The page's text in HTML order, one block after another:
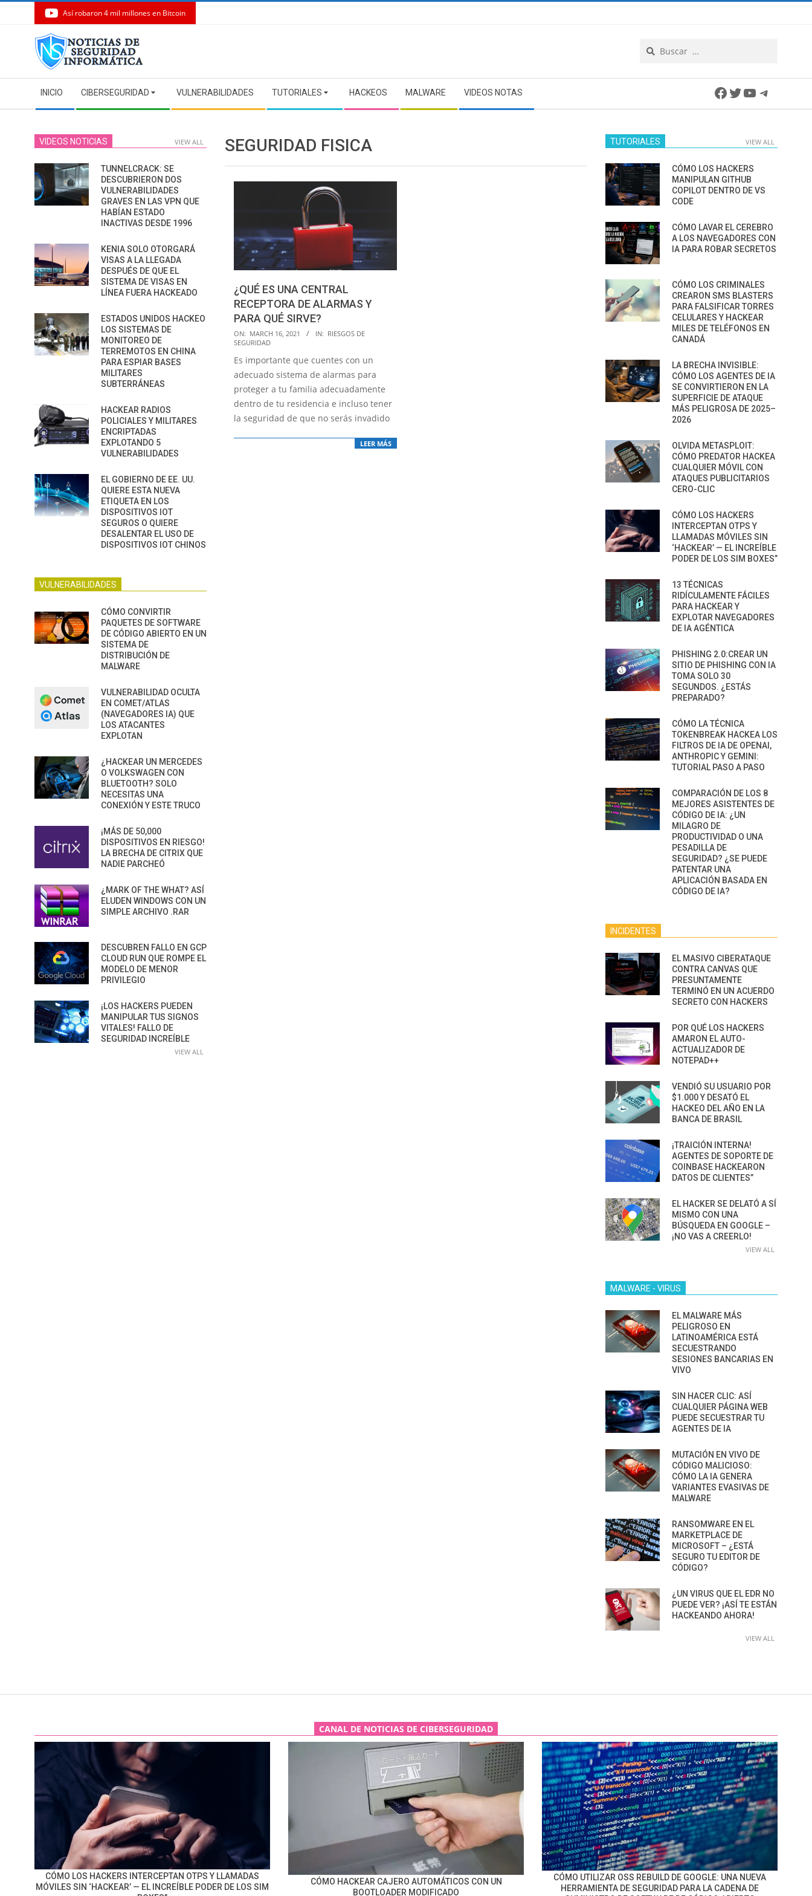
Así robaron 4 mil millones en Bitcoin
Navigation
Menu
INICIO CIBERSEGURIDAD VULNERABILIDADES TUTORIALES HACKEOS MALWARE VIDEOS NOTAS Facebook
Twitter
YouTube
SEGURIDAD FISICA
¿QUÉ ES UNA CENTRAL
RECEPTORA DE ALARMAS Y
PARA QUÉ SIRVE?
2021-
03-
16
ON: MARCH 16, 2021 IN: RIESGOS DE
SEGURIDAD
Es importante que cuentes con un
adecuado sistema de alarmas para
proteger a tu familia adecuadamente
dentro de tu residencia e incluso tener
la seguridad de que no serás invadido
LEER MÁS
VIDEOS NOTICIAS VIEW ALL
TUNNELCRACK: SE
DESCUBRIERON DOS
VULNERABILIDADES
GRAVES EN LAS VPN QUE
HABÍAN ESTADO
INACTIVAS DESDE 1996
KENIA SOLO OTORGARÁ
VISAS A LA LLEGADA
DESPUÉS DE QUE EL
SISTEMA DE VISAS EN
LÍNEA FUERA HACKEADO
ESTADOS UNIDOS HACKEO
LOS SISTEMAS DE
MONITOREO DE
TERREMOTOS EN CHINA
PARA ESPIAR BASES
MILITARES
SUBTERRÁNEAS
HACKEAR RADIOS
POLICIALES Y MILITARES
ENCRIPTADAS
EXPLOTANDO 5
VULNERABILIDADES
EL GOBIERNO DE EE. UU.
QUIERE ESTA NUEVA
ETIQUETA EN LOS
DISPOSITIVOS IOT
SEGUROS O QUIERE
DESALENTAR EL USO DE
DISPOSITIVOS IOT CHINOS
VULNERABILIDADES
CÓMO CONVIRTIR
PAQUETES DE SOFTWARE
DE CÓDIGO ABIERTO EN UN
SISTEMA DE
DISTRIBUCIÓN DE
MALWARE
VULNERABILIDAD OCULTA
EN COMET/ATLAS
(NAVEGADORES IA) QUE
LOS ATACANTES
EXPLOTAN
¿HACKEAR UN MERCEDES
O VOLKSWAGEN CON
BLUETOOTH? SOLO
NECESITAS UNA
CONEXIÓN Y ESTE TRUCO
¡MÁS DE 50,000
DISPOSITIVOS EN RIESGO!
LA BRECHA DE CITRIX QUE
NADIE PARCHEÓ
¿MARK OF THE WHAT? ASÍ
ELUDEN WINDOWS CON UN
SIMPLE ARCHIVO .RAR
DESCUBREN FALLO EN GCP
CLOUD RUN QUE ROMPE EL
MODELO DE MENOR
PRIVILEGIO
¡LOS HACKERS PUEDEN
MANIPULAR TUS SIGNOS
VITALES! FALLO DE
SEGURIDAD INCREÍBLE
VIEW ALL
TUTORIALES VIEW ALL
CÓMO LOS HACKERS
MANIPULAN GITHUB
COPILOT DENTRO DE VS
CODE
CÓMO LAVAR EL CEREBRO
A LOS NAVEGADORES CON
IA PARA ROBAR SECRETOS
CÓMO LOS CRIMINALES
CREARON SMS BLASTERS
PARA FALSIFICAR TORRES
CELULARES Y HACKEAR
MILES DE TELÉFONOS EN
CANADÁ
LA BRECHA INVISIBLE:
CÓMO LOS AGENTES DE IA
SE CONVIRTIERON EN LA
SUPERFICIE DE ATAQUE
MÁS PELIGROSA DE 2025–
2026
OLVIDA METASPLOIT:
CÓMO PREDATOR HACKEA
CUALQUIER MÓVIL CON
ATAQUES PUBLICITARIOS
CERO-CLIC
CÓMO LOS HACKERS
INTERCEPTAN OTPS Y
LLAMADAS MÓVILES SIN
‘HACKEAR’ — EL INCREÍBLE
PODER DE LOS SIM BOXES”
13 TÉCNICAS
RIDÍCULAMENTE FÁCILES
PARA HACKEAR Y
EXPLOTAR NAVEGADORES
DE IA AGÉNTICA
PHISHING 2.0:CREAR UN
SITIO DE PHISHING CON IA
TOMA SOLO 30
SEGUNDOS. ¿ESTÁS
PREPARADO?
CÓMO LA TÉCNICA
TOKENBREAK HACKEA LOS
FILTROS DE IA DE OPENAI,
ANTHROPIC Y GEMINI:
TUTORIAL PASO A PASO
COMPARACIÓN DE LOS 8
MEJORES ASISTENTES DE
CÓDIGO DE IA: ¿UN
MILAGRO DE
PRODUCTIVIDAD O UNA
PESADILLA DE
SEGURIDAD? ¿SE PUEDE
PATENTAR UNA
APLICACIÓN BASADA EN
CÓDIGO DE IA?
INCIDENTES
EL MASIVO CIBERATAQUE
CONTRA CANVAS QUE
PRESUNTAMENTE
TERMINÓ EN UN ACUERDO
SECRETO CON HACKERS
POR QUÉ LOS HACKERS
AMARON EL AUTO-
ACTUALIZADOR DE
NOTEPAD++
VENDIÓ SU USUARIO POR
$1.000 Y DESATÓ EL
HACKEO DEL AÑO EN LA
BANCA DE BRASIL
¡TRAICIÓN INTERNA!
AGENTES DE SOPORTE DE
COINBASE HACKEARON
DATOS DE CLIENTES”
EL HACKER SE DELATÓ A SÍ
MISMO CON UNA
BÚSQUEDA EN GOOGLE –
¡NO VAS A CREERLO!
VIEW ALL
MALWARE - VIRUS
EL MALWARE MÁS
PELIGROSO EN
LATINOAMÉRICA ESTÁ
SECUESTRANDO
SESIONES BANCARIAS EN
VIVO
SIN HACER CLIC: ASÍ
CUALQUIER PÁGINA WEB
PUEDE SECUESTRAR TU
AGENTES DE IA
MUTACIÓN EN VIVO DE
CÓDIGO MALICIOSO:
CÓMO LA IA GENERA
VARIANTES EVASIVAS DE
MALWARE
RANSOMWARE EN EL
MARKETPLACE DE
MICROSOFT – ¿ESTÁ
SEGURO TU EDITOR DE
CÓDIGO?
¿UN VIRUS QUE EL EDR NO
PUEDE VER? ¡ASÍ TE ESTÁN
HACKEANDO AHORA!
VIEW ALL
CANAL DE NOTICIAS DE CIBERSEGURIDAD
CÓMO LOS HACKERS INTERCEPTAN OTPS Y LLAMADAS
MÓVILES SIN ‘HACKEAR’ — EL INCREÍBLE PODER DE LOS SIM
CÓMO HACKEAR CAJERO AUTOMÁTICOS CON UN
BOOTLOADER MODIFICADO
CÓMO UTILIZAR OSS REBUILD DE GOOGLE: UNA NUEVA
HERRAMIENTA DE SEGURIDAD PARA LA CADENA DE